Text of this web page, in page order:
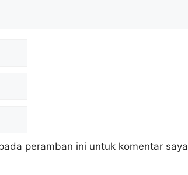
peramban ini untuk komentar saya